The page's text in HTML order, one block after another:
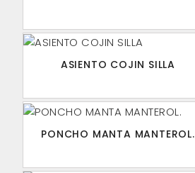
ASIENTO COJIN SILLA
PONCHO MANTA MANTEROL.